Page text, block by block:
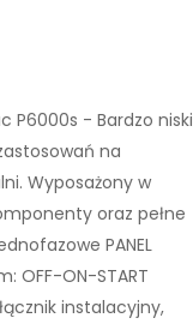
P6000s - Bardzo niski
na
Wyposażony w
oraz pełne
PANEL
OFF-ON-START
instalacyjny,